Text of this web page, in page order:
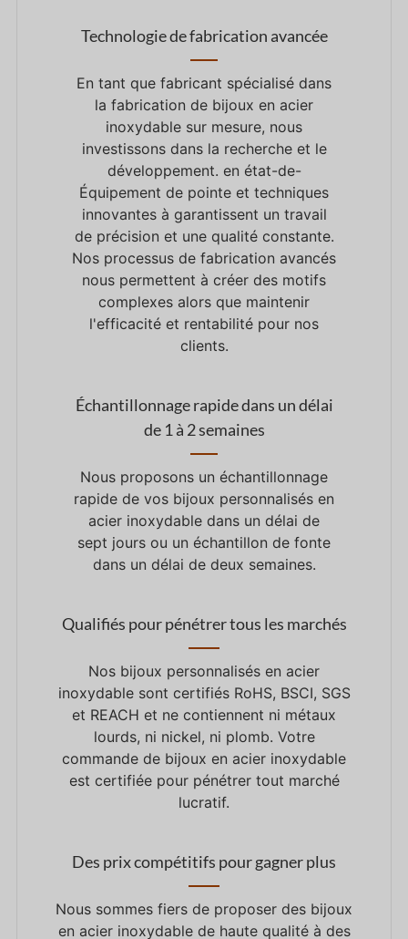
Technologie de fabrication avancée
En tant que fabricant spécialisé dans
la fabrication de bijoux en acier
inoxydable sur mesure, nous
investissons dans la recherche et le
développement. en état-de-
Équipement de pointe et techniques
innovantes à garantissent un travail
de précision et une qualité constante.
Nos processus de fabrication avancés
nous permettent à créer des motifs
complexes alors que maintenir
l'efficacité et rentabilité pour nos
clients.
Échantillonnage rapide dans un délai
de 1 à 2 semaines
Nous proposons un échantillonnage
rapide de vos bijoux personnalisés en
acier inoxydable dans un délai de
sept jours ou un échantillon de fonte
dans un délai de deux semaines.
Qualifiés pour pénétrer tous les marchés
Nos bijoux personnalisés en acier
inoxydable sont certifiés RoHS, BSCI, SGS
et REACH et ne contiennent ni métaux
lourds, ni nickel, ni plomb. Votre
commande de bijoux en acier inoxydable
est certifiée pour pénétrer tout marché
lucratif.
Des prix compétitifs pour gagner plus
Nous sommes fiers de proposer des bijoux
en acier inoxydable de haute qualité à des